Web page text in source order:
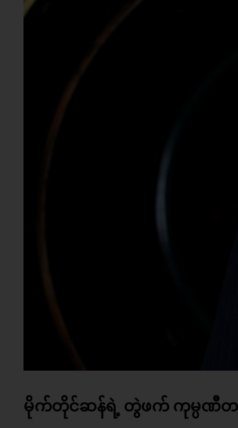
မိုက်တိုင်ဆန်ရဲ့ တွဲဖက် ကုမ္ပဏီ